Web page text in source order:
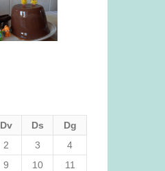
Dv Ds
Dg
2 3
4
9 10
11